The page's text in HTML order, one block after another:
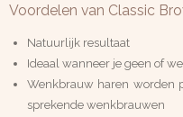
Voordelen van Classic
Natuurlijk resultaat
Ideaal wanneer je geen of
Wenkbrauw haren worden
sprekende wenkbrauwen